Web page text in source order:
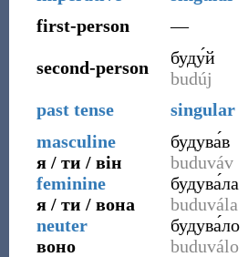
first-person
—
second-person
буду́й
budúj
past tense
singular
masculine
я / ти / він
будува́в
buduváv
feminine
я / ти / вона
будува́ла
buduvála
neuter
воно
будува́ло
buduválo